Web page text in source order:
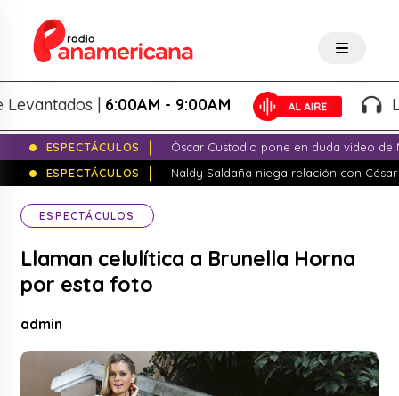
|6:00AM - 9:00AM Lo
ESPECTÁCULOS
Óscar Custodio pone en duda video de
ESPECTÁCULOS
Naldy Saldaña niega relación con
ESPECTÁCULOS
Llaman celulítica a Brunella Horna
por esta foto
admin